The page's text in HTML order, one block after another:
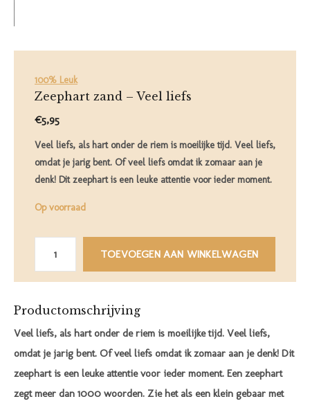
100% Leuk
Zeephart zand – Veel liefs
€5,95
Veel liefs, als hart onder de riem is moeilijke tijd. Veel liefs,
omdat je jarig bent. Of veel liefs omdat ik zomaar aan je
denk! Dit zeephart is een leuke attentie voor ieder moment.
Op voorraad
TOEVOEGEN AAN WINKELWAGEN
Productomschrijving
Veel liefs, als hart onder de riem is moeilijke tijd. Veel liefs,
omdat je jarig bent. Of veel liefs omdat ik zomaar aan je denk! Dit
zeephart is een leuke attentie voor ieder moment. Een zeephart
zegt meer dan 1000 woorden. Zie het als een klein gebaar met